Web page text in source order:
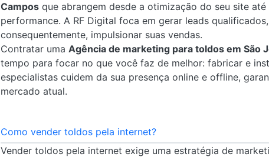
Campos que abrangem desde a otimização do seu site
performance. A RF Digital foca em gerar leads
consequentemente, impulsionar suas vendas.
Contratar uma Agência de marketing para toldos em São
tempo para focar no que você faz de melhor: fabricar e
especialistas cuidem da sua presença online e offline,
mercado atual.
Como vender toldos pela internet?
Vender toldos pela internet exige uma estratégia de